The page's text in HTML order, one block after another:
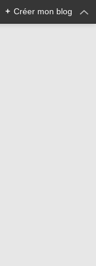
+ Créer mon blog